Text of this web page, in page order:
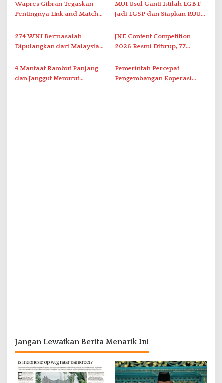
o
Wapres Gibran Tegaskan
Pentingnya Link and Match
Kendaraan Listrik
MUI Usul Ganti Istilah LGBT
Jadi LGSP dan Siapkan RUU
274 WNI Bermasalah
Dipulangkan dari Malaysia
JNE Content Competition
2026 Resmi Ditutup, 77
4 Manfaat Rambut Panjang
dan Janggut Menurut
Pemerintah Percepat
Pengembangan Koperasi
Jangan Lewatkan Berita Menarik Ini